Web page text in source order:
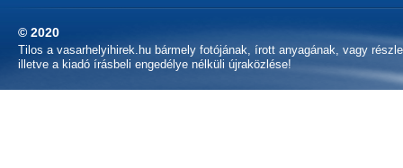
© 2020
Tilos a vasarhelyihirek.hu bármely fotójának, írott anyagának, vagy
illetve a kiadó írásbeli engedélye nélküli újraközlése!